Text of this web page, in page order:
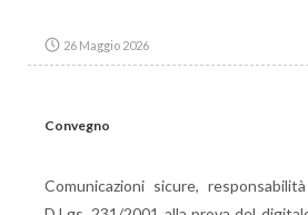
26 Maggio 2026
Convegno
Comunicazioni sicure,